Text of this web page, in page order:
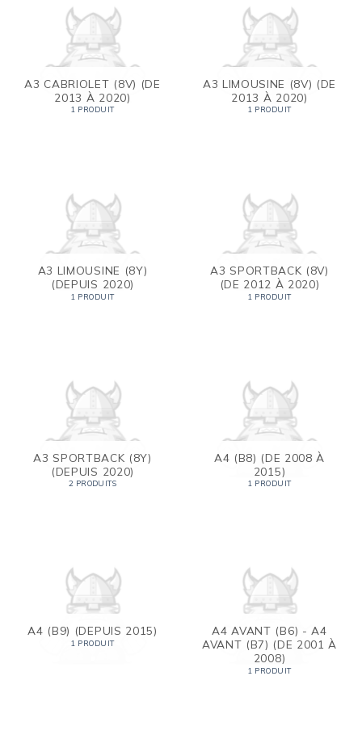
A3 CABRIOLET (8V) (DE
2013 À 2020)
1 PRODUIT
A3 LIMOUSINE (8V) (DE
2013 À 2020)
1 PRODUIT
A3 LIMOUSINE (8Y)
(DEPUIS 2020)
1 PRODUIT
A3 SPORTBACK (8V)
(DE 2012 À 2020)
1 PRODUIT
A3 SPORTBACK (8Y)
(DEPUIS 2020)
2 PRODUITS
A4 (B8) (DE 2008 À
2015)
1 PRODUIT
A4 (B9) (DEPUIS 2015)
1 PRODUIT
A4 AVANT (B6) - A4
AVANT (B7) (DE 2001 À
2008)
1 PRODUIT